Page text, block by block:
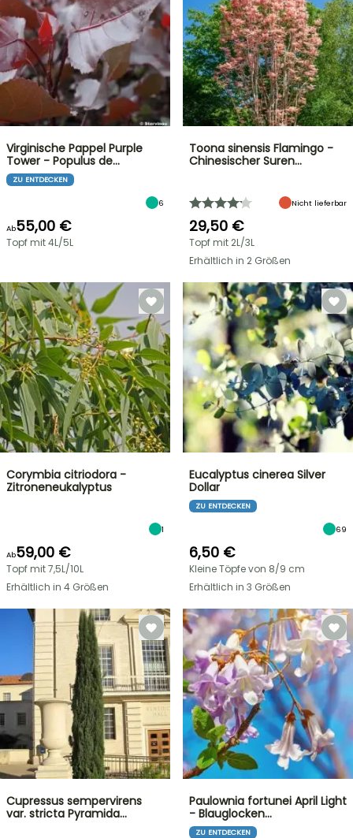
Virginische Pappel Purple
Tower - Populus de…
ZU ENTDECKEN
6
Ab55,00 €
Topf mit 4L/5L
Toona sinensis Flamingo -
Chinesischer Suren…
Nicht lieferbar
29,50 €
Topf mit 2L/3L
Erhältlich in 2 Größen
Corymbia citriodora -
Zitroneneukalyptus
1
Ab59,00 €
Topf mit 7,5L/10L
Erhältlich in 4 Größen
Eucalyptus cinerea Silver
Dollar
ZU ENTDECKEN
69
6,50 €
Kleine Töpfe von 8/9 cm
Erhältlich in 3 Größen
Cupressus sempervirens
var. stricta Pyramida…
Paulownia fortunei April Light
- Blauglocken…
ZU ENTDECKEN